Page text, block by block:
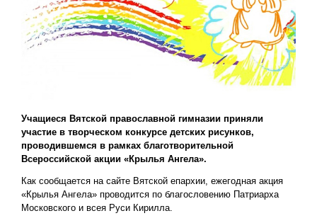
Учащиеся Вятской православной гимназии приняли
участие в творческом конкурсе детских рисунков,
проводившемся в рамках благотворительной
Всероссийской акции «Крылья Ангела».
Как сообщается на сайте Вятской епархии, ежегодная акция
«Крылья Ангела» проводится по благословению Патриарха
Московского и всея Руси Кирилла.